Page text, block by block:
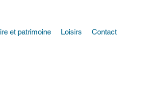
et patrimoine Loisirs Contact